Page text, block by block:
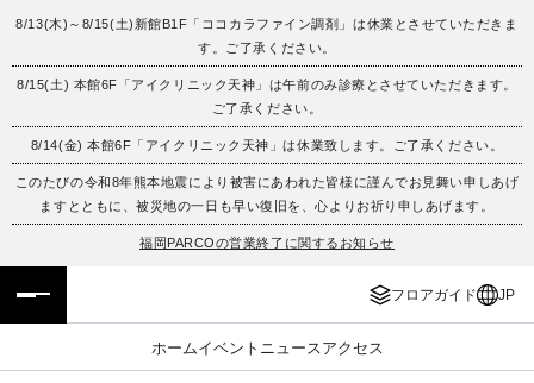
8/13(木)～8/15(土)新館B1F「ココカラファイン調剤」は休業とさせていただきま
す。ご了承ください。
8/15(土) 本館6F「アイクリニック天神」は午前のみ診療とさせていただきます。
ご了承ください。
8/14(金) 本館6F「アイクリニック天神」は休業致します。ご了承ください。
このたびの令和8年熊本地震により被害にあわれた皆様に謹んでお見舞い申しあげ
ますとともに、被災地の一日も早い復旧を、心よりお祈り申しあげます。
福岡PARCOの営業終了に関するお知らせ
フロアガイド JP
ホームイベント ニュース アクセス
フロアガイド
施設案内・アクセス
イベント・ポップアップ
レストラン・カフェ
ENGLISH
繁体字
簡体字
ภาษาไทย